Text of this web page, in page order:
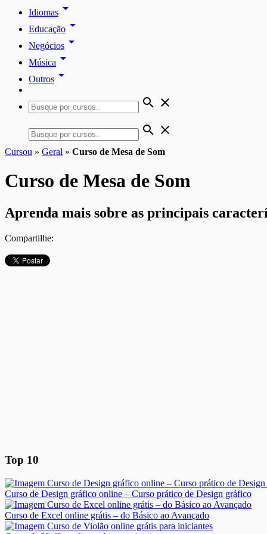
Idiomas arrow_drop_down
Educação arrow_drop_down
Negócios arrow_drop_down
Música arrow_drop_down
Outros arrow_drop_down
search close
search close
Cursou » Geral » Curso de Mesa de Som
Curso de Mesa de Som
Aprenda mais sobre as principais
Compartilhe:
Top 10
Curso de Design gráfico online – Curso prático de Design gráfico
Curso de Excel online grátis – do Básico ao Avançado